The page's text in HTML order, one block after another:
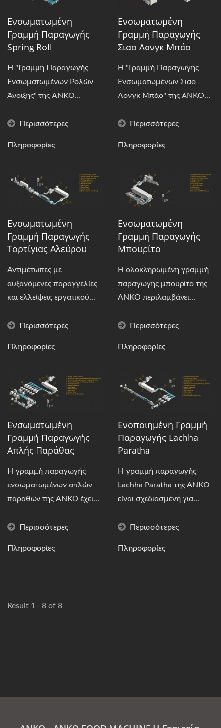
Ενσωματωμένη
Γραμμή Παραγωγής
Spring Roll
Η "Γραμμή Παραγωγής
Ενσωματωμένων Ρολών
Άνοιξης" της ANKO...
Περισσότερες
Πληροφορίες
Ενσωματωμένη
Γραμμή Παραγωγής
Σιαο Λονγκ Μπάο
Η "Γραμμή Παραγωγής
Ενσωματωμένων Σιαο
Λονγκ Μπάο" της ANKO...
Περισσότερες
Πληροφορίες
Ενσωματωμένη
Γραμμή Παραγωγής
Τορτίγιας Αλεύρου
Αντιμέτωπες με
αυξανόμενες παραγγελίες
και ελλείψεις εργατικού...
Περισσότερες
Πληροφορίες
Ενσωματωμένη
Γραμμή Παραγωγής
Μπουρίτο
Η ολοκληρωμένη γραμμή
παραγωγής μπουρίτο της
ANKO περιλαμβάνει...
Περισσότερες
Πληροφορίες
Ενσωματωμένη
Γραμμή Παραγωγής
Απλής Παράθας
Η γραμμή παραγωγής
ενσωματωμένων απλών
παραθών της ANKO έχει...
Περισσότερες
Πληροφορίες
Ενοποιημένη Γραμμή
Παραγωγής Lachha
Paratha
Η γραμμή παραγωγής
Lachha Paratha της ANKO
είναι σχεδιασμένη για...
Περισσότερες
Πληροφορίες
Result 1 - 8 of 8